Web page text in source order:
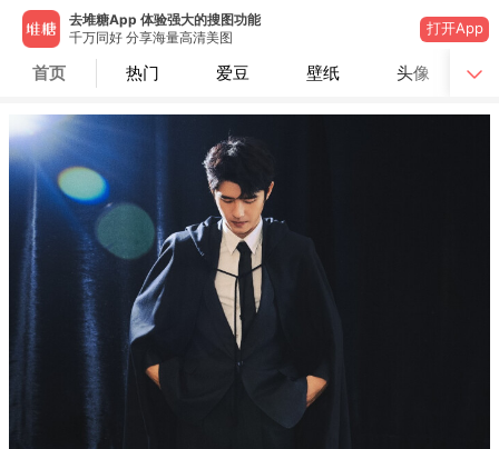
去堆糖App 体验强大的搜图功能
千万同好 分享海量高清美图
打开App
首页 热门 爱豆 壁纸 头像